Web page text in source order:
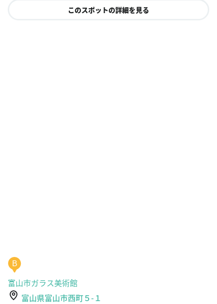
このスポットの詳細を見る
B
富山市ガラス美術館
富山県富山市西町５-１